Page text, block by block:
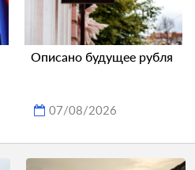
Описано будущее рубля
07/08/2026